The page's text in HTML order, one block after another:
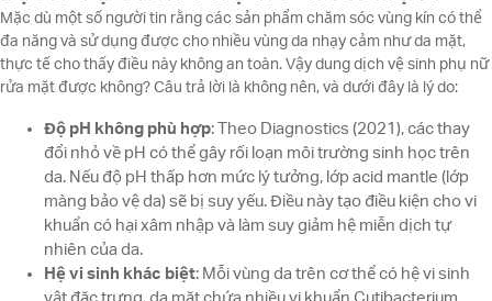
Mặc dù một số người tin rằng các sản phẩm chăm sóc vùng kín có thể
đa năng và sử dụng được cho nhiều vùng da nhạy cảm như da mặt,
thực tế cho thấy điều này không an toàn. Vậy dung dịch vệ sinh phụ nữ
rửa mặt được không? Câu trả lời là không nên, và dưới đây là lý do:
Độ pH không phù hợp: Theo Diagnostics (2021), các thay
đổi nhỏ về pH có thể gây rối loạn môi trường sinh học trên
da. Nếu độ pH thấp hơn mức lý tưởng, lớp acid mantle (lớp
màng bảo vệ da) sẽ bị suy yếu. Điều này tạo điều kiện cho vi
khuẩn có hại xâm nhập và làm suy giảm hệ miễn dịch tự
nhiên của da.
Hệ vi sinh khác biệt: Mỗi vùng da trên cơ thể có hệ vi sinh